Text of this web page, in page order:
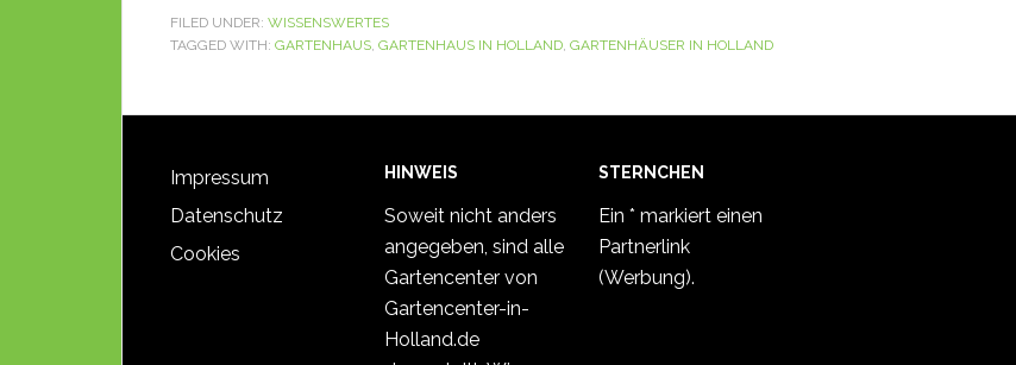
FILED UNDER: WISSENSWERTES
TAGGED WITH: GARTENHAUS, GARTENHAUS IN HOLLAND, GARTENHÄUSER IN HOLLAND
Impressum
Datenschutz
Cookies
HINWEIS
Soweit nicht anders
angegeben, sind alle
Gartencenter von
Gartencenter-in-
Holland.de
STERNCHEN
Ein * markiert einen
Partnerlink
(Werbung).